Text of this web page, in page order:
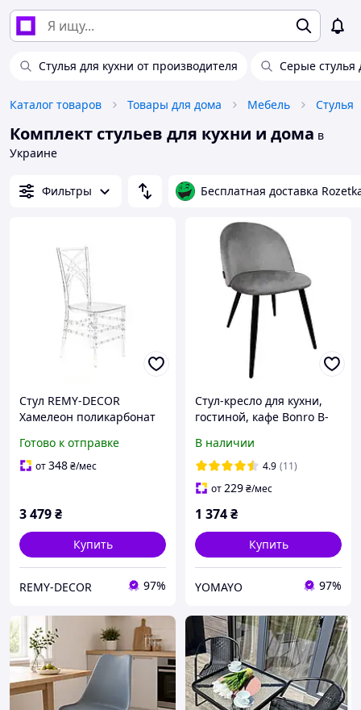
Стулья для кухни от производителя Серые стулья
Каталог товаров Товары для дома Мебель Стулья
Комплект стульев для кухни и дома в
Украине
Фильтры Бесплатная доставка
Стул REMY-DECOR
Хамелеон поликарбонат
ресторана кафе дома
банкетный стул
Готово к отправке
от348₴/мес
3 479₴
Купить
REMY-DECOR 97%
Стул-кресло для кухни,
гостиной, кафе Bonro B-
сиденьем и спинкой
велюр
В наличии
4.9 (11)
от229₴/мес
1 374₴
Купить
YOMAYO 97%